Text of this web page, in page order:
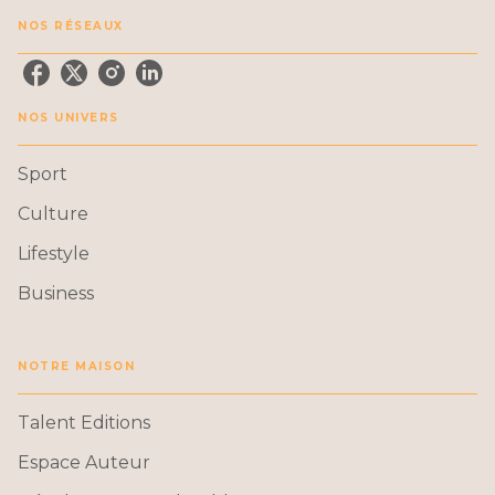
NOS RÉSEAUX
NOS UNIVERS
Sport
Culture
Lifestyle
Business
NOTRE MAISON
Talent Editions
Espace Auteur